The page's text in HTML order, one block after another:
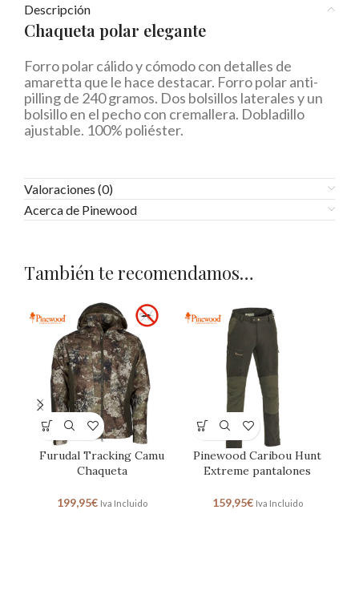
Descripción
Chaqueta polar elegante
Forro polar cálido y cómodo con detalles de
amaretta que le hace destacar. Forro polar anti-
pilling de 240 gramos. Dos bolsillos laterales y un
bolsillo en el pecho con cremallera. Dobladillo
ajustable. 100% poliéster.
Valoraciones (0)
Acerca de Pinewood
También te recomendamos…
Furudal Tracking Camu
Chaqueta
199,95€ Iva Incluido
Pinewood Caribou Hunt
Extreme pantalones
159,95€ Iva Incluido